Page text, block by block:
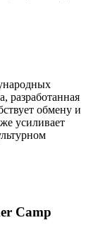
разработанная
обмену и
усиливает
Camp